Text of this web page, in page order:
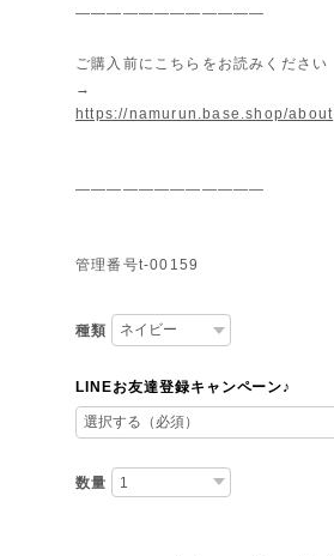
————————————
ご購入前にこちらをお読みください
→
https://namurun.base.shop/about
————————————
管理番号t-00159
種類
LINEお友達登録キャンペーン♪
数量